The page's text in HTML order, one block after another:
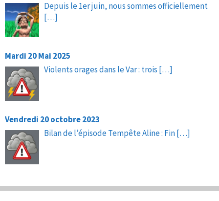
Depuis le 1er juin, nous sommes officiellement
[…]
Mardi 20 Mai 2025
Violents orages dans le Var : trois […]
Vendredi 20 octobre 2023
Bilan de l’épisode Tempête Aline : Fin[…]